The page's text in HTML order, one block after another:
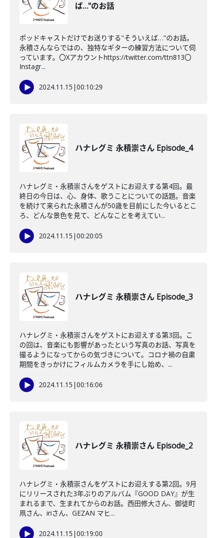
ば…"のお話
ポッドキャストだけでお送りする"そういえば…"のお話。
永積さんならではの、独特なギターの練習方法について伺
っています。〇Xアカウントhttps://twitter.com/ttn813〇
Instagr...
2024.11.15 |00:10:29
ハナレグミ 永積崇さん Episode_4
ハナレグミ・永積崇さんをゲストにお迎えする第4回。最
終日の今日は、心、身体、歌うことについての話題。音楽
を続けて来られた永積さんが50歳を目前にした今いるとこ
ろ、どんな景色を見て、どんなことを考えてい...
2024.11.15 |00:20:05
ハナレグミ 永積崇さん Episode_3
ハナレグミ・永積崇さんをゲストにお迎えする第3回。こ
の回は、音楽にも影響があったという写真のお話、写真を
撮るようになってからの気づきについて。コロナ禍の自粛
期間をきっかけにフィルムカメラを手にし始め、...
2024.11.15 |00:16:06
ハナレグミ 永積崇さん Episode_2
ハナレグミ・永積崇さんをゲストにお迎えする第2回。9月
にリリースされた3年ぶりのアルバム『GOOD DAY』が生
まれるまで、生まれてからのお話。西田修大さん、御徒町
凧さん、iriさん、GEZAN マヒ...
2024.11.15 |00:19:00